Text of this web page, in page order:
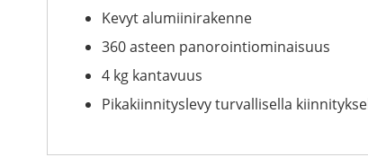
Kevyt alumiinirakenne
360 asteen panorointiominaisuus
4 kg kantavuus
Pikakiinnityslevy turvallisella